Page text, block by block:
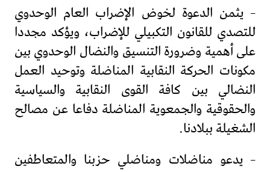
– يثمن الدعوة لخوض الإضراب العام الوحدوي
للتصدي للقانون التكبيلي للإضراب، ويؤكد مجددا
على أهمية وضرورة التنسيق والنضال الوحدوي بين
مكونات الحركة النقابية المناضلة وتوحيد العمل
النضالي بين كافة القوى النقابية والسياسية
والحقوقية والجمعوية المناضلة دفاعا عن مصالح
الشغيلة ببلادنا.
– يدعو مناضلات ومناضلي حزبنا والمتعاطفين